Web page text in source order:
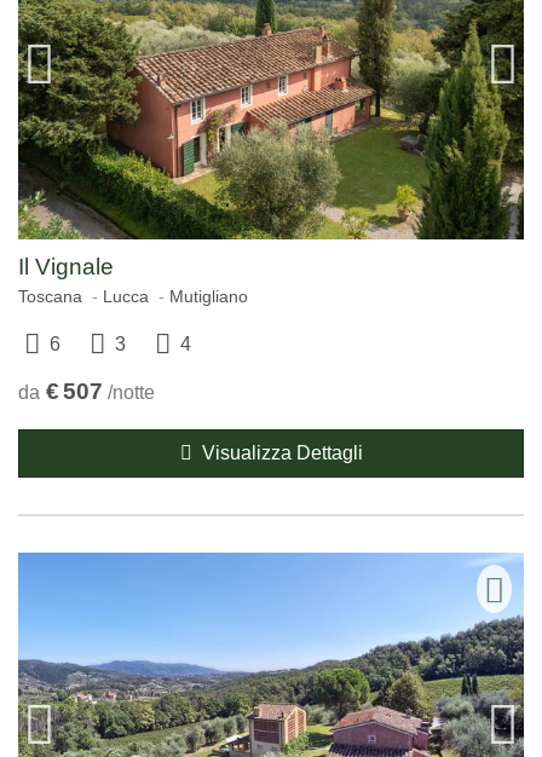
Il Vignale
Toscana Lucca Mutigliano
6 3 4
da €507 /notte
Visualizza Dettagli